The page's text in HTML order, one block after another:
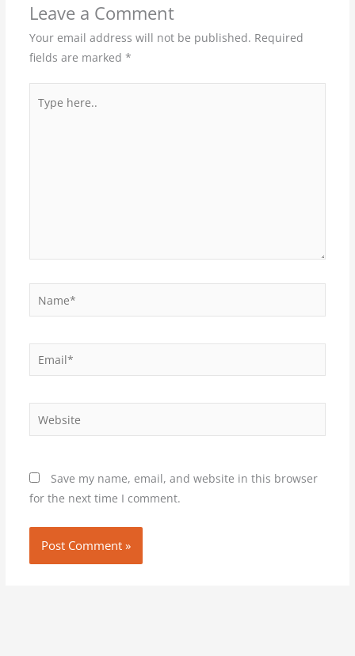
Leave a Comment
Your email address will not be published. Required
fields are marked *
here..
Email*
Website
Save my name, email, and website in this browser
for the next time I comment.